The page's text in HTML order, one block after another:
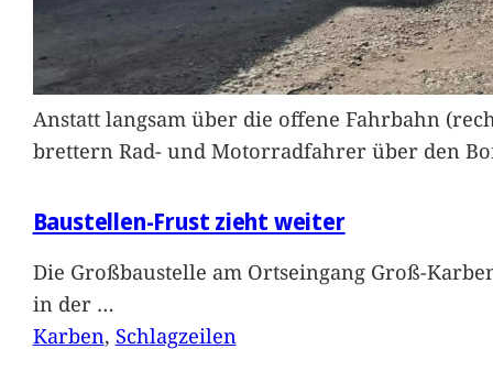
Anstatt langsam über die offene Fahrbahn
brettern Rad- und Motorradfahrer über den
Baustellen-Frust zieht weiter
Die Großbaustelle am Ortseingang Groß-
in der …
Karben, Schlagzeilen